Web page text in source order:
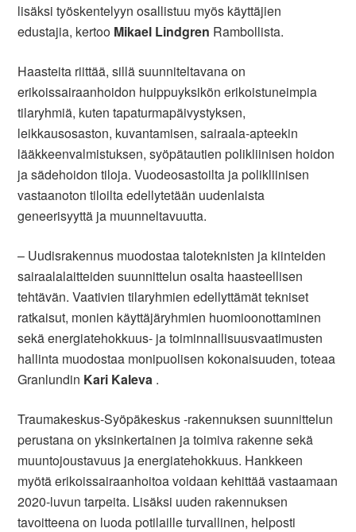
lisäksi työskentelyyn osallistuu myös käyttäjien
edustajia, kertoo Mikael Lindgren Rambollista.
Haasteita riittää, sillä suunniteltavana on
erikoissairaanhoidon huippuyksikön erikoistuneimpia
tilaryhmiä, kuten tapaturmapäivystyksen,
leikkausosaston, kuvantamisen, sairaala-apteekin
lääkkeenvalmistuksen, syöpätautien polikliinisen hoidon
ja sädehoidon tiloja. Vuodeosastoilta ja polikliinisen
vastaanoton tiloilta edellytetään uudenlaista
geneerisyyttä ja muunneltavuutta.
– Uudisrakennus muodostaa taloteknisten ja kiinteiden
sairaalalaitteiden suunnittelun osalta haasteellisen
tehtävän. Vaativien tilaryhmien edellyttämät tekniset
ratkaisut, monien käyttäjäryhmien huomioonottaminen
sekä energiatehokkuus- ja toiminnallisuusvaatimusten
hallinta muodostaa monipuolisen kokonaisuuden, toteaa
Granlundin Kari Kaleva .
Traumakeskus-Syöpäkeskus -rakennuksen suunnittelun
perustana on yksinkertainen ja toimiva rakenne sekä
muuntojoustavuus ja energiatehokkuus. Hankkeen
myötä erikoissairaanhoitoa voidaan kehittää vastaamaan
2020-luvun tarpeita. Lisäksi uuden rakennuksen
tavoitteena on luoda potilaille turvallinen, helposti